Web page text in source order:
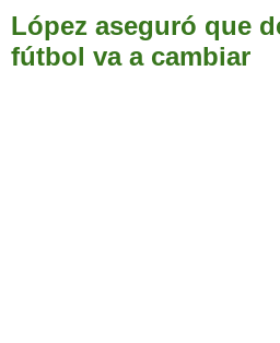
López aseguró que
fútbol va a cambiar